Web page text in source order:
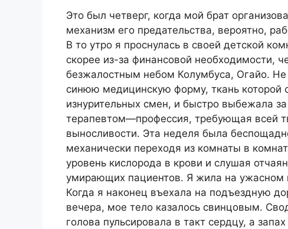
Это был четверг, когда мой брат
механизм его предательства, вероятно,
В то утро я проснулась в своей детской
скорее из-за финансовой необходимости,
безжалостным небом Колумбуса, Огайо.
синюю медицинскую форму, ткань которой
изнурительных смен, и быстро выбежала
терапевтом—профессия, требующая всей
выносливости. Эта неделя была
механически переходя из комнаты в
уровень кислорода в крови и слушая
умирающих пациентов. Я жила на ужасном
Когда я наконец въехала на подъездную
вечера, мое тело казалось свинцовым.
голова пульсировала в такт сердцу, а